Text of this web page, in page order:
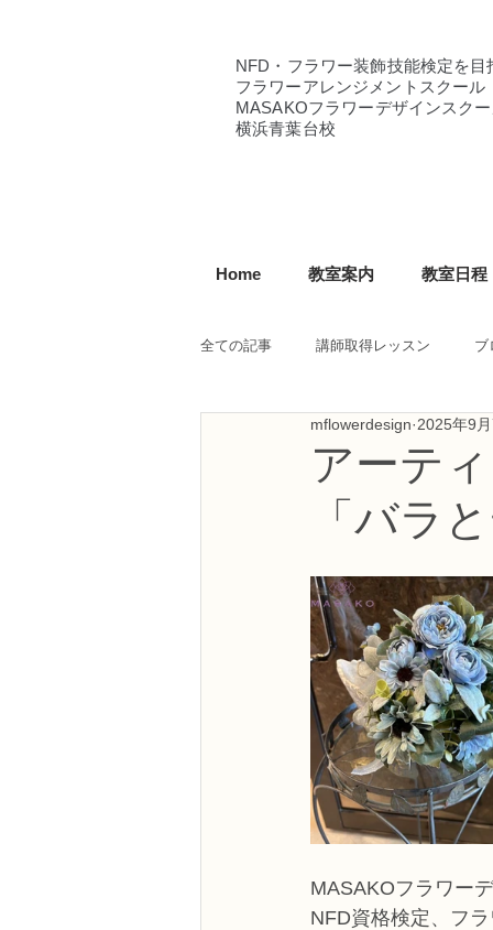
NFD・フラワー装飾技能検定を目
フラワーアレンジメントスクール
MASAKOフラワーデザインスク
横浜青葉台校
Home 教室案内 教室日程
全ての記事 講師取得レッスン ブ
NFD講師研究科コース NFDフラ
NFDフラワーデザイナー資格検定3級
フラワー装飾技能検定3級 趣味
NFDディプロマアーティフィシャルコ
NFDディプロマインドアガーデニング
アーテ
「バラ
mflowerdesign 2025年9
MASAKOフラワー
NFD資格検定、フ